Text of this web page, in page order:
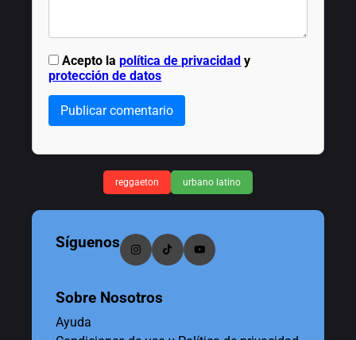
Acepto lapolítica de privacidad y
protección de datos
Publicar comentario
reggaeton urbano latino
Síguenos
Sobre Nosotros
Ayuda